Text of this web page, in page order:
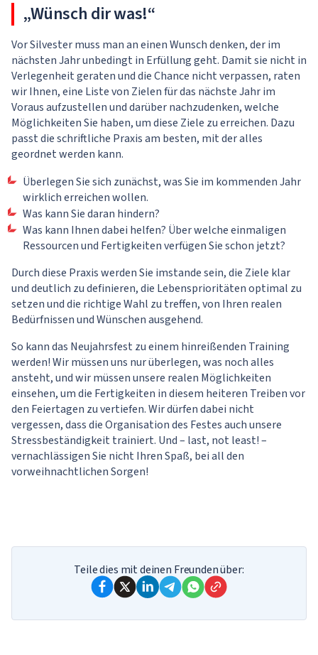
„Wünsch dir was!“
Vor Silvester muss man an einen Wunsch denken, der im
nächsten Jahr unbedingt in Erfüllung geht. Damit sie nicht in
Verlegenheit geraten und die Chance nicht verpassen, raten
wir Ihnen, eine Liste von Zielen für das nächste Jahr im
Voraus aufzustellen und darüber nachzudenken, welche
Möglichkeiten Sie haben, um diese Ziele zu erreichen. Dazu
passt die schriftliche Praxis am besten, mit der alles
geordnet werden kann.
Überlegen Sie sich zunächst, was Sie im kommenden Jahr
wirklich erreichen wollen.
Was kann Sie daran hindern?
Was kann Ihnen dabei helfen? Über welche einmaligen
Ressourcen und Fertigkeiten verfügen Sie schon jetzt?
Durch diese Praxis werden Sie imstande sein, die Ziele klar
und deutlich zu definieren, die Lebensprioritäten optimal zu
setzen und die richtige Wahl zu treffen, von Ihren realen
Bedürfnissen und Wünschen ausgehend.
So kann das Neujahrsfest zu einem hinreißenden Training
werden! Wir müssen uns nur überlegen, was noch alles
ansteht, und wir müssen unsere realen Möglichkeiten
einsehen, um die Fertigkeiten in diesem heiteren Treiben vor
den Feiertagen zu vertiefen. Wir dürfen dabei nicht
vergessen, dass die Organisation des Festes auch unsere
Stressbeständigkeit trainiert. Und – last, not least! –
vernachlässigen Sie nicht Ihren Spaß, bei all den
vorweihnachtlichen Sorgen!
Teile dies mit deinen Freunden über: